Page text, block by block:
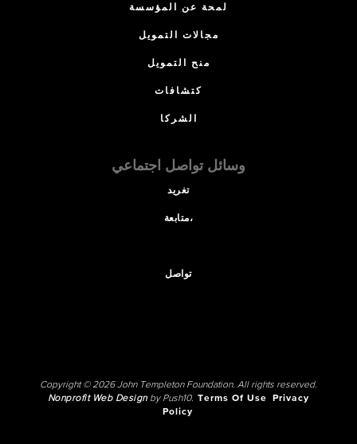
لمحة عن المؤسسة
مجالات التمويل
منح التمويل
كتشافات
الشركا
وسائل تواصل اجتماعي
تغريد
متابعة،
تواصل
Copyright © 2026 John Templeton Foundation. All rights reserved.
Nonprofit Web Designby Push10. Terms Of Use
Privacy
Policy